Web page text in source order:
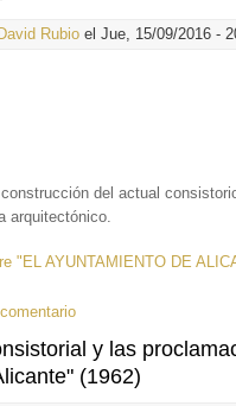
David Rubio el Jue, 15/09/2016 -
del actual
arquitectónico.
"EL AYUNTAMIENTO DE
y las
(1962)